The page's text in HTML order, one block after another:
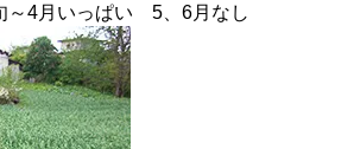
～4月いっぱい 5、6月なし